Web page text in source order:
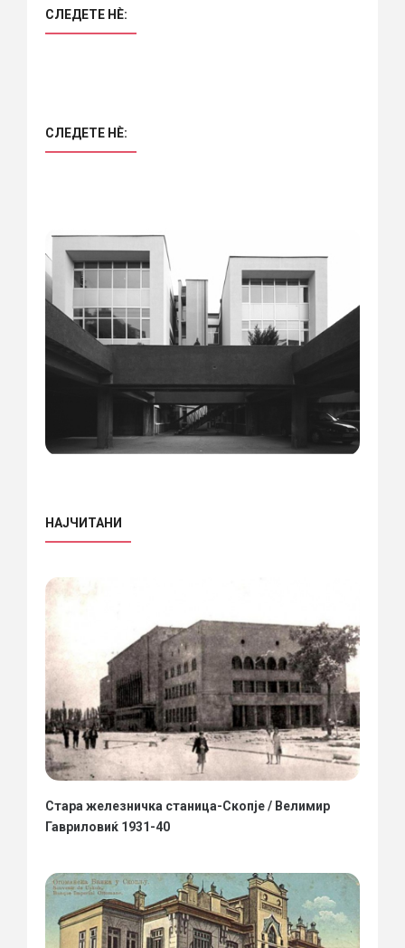
СЛЕДЕТЕ НÈ:
СЛЕДЕТЕ НÈ:
НАЈЧИТАНИ
Стара железничка станица-Скопје / Велимир
Гавриловиќ 1931-40